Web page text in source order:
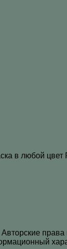
в любой цвет
права